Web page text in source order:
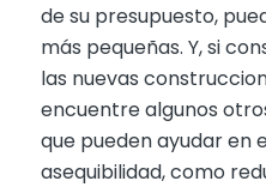
de su presupuesto,
más pequeñas. Y, si
las nuevas
encuentre algunos
que pueden ayudar en
asequibilidad, como